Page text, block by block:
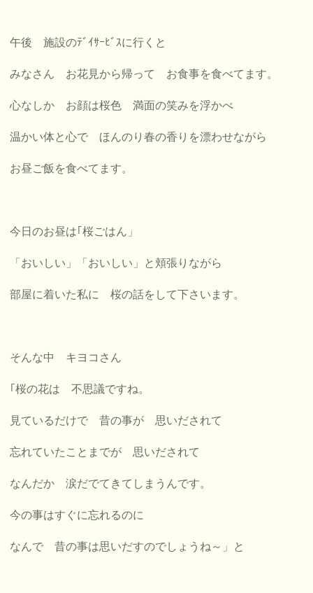
午後 施設のﾃﾞｲｻｰﾋﾞｽに行くと
みなさん お花見から帰って お食事を食べてます。
心なしか お顔は桜色 満面の笑みを浮かべ
温かい体と心で ほんのり春の香りを漂わせながら
お昼ご飯を食べてます。
今日のお昼は｢桜ごはん」
「おいしい」「おいしい」と頬張りながら
部屋に着いた私に 桜の話をして下さいます。
そんな中 キヨコさん
｢桜の花は 不思議ですね。
見ているだけで 昔の事が 思いだされて
忘れていたことまでが 思いだされて
なんだか 涙だでてきてしまうんです。
今の事はすぐに忘れるのに
なんで 昔の事は思いだすのでしょうね～」と